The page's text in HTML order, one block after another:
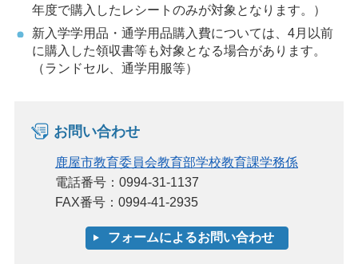
年度で購入したレシートのみが対象となります。）
新入学学用品・通学用品購入費については、4月以前
に購入した領収書等も対象となる場合があります。
（ランドセル、通学用服等）
お問い合わせ
鹿屋市教育委員会教育部学校教育課学務係
電話番号：0994-31-1137
FAX番号：0994-41-2935